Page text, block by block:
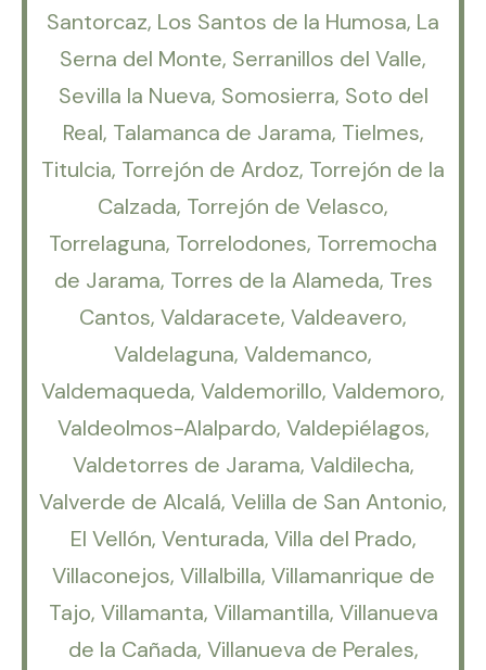
Santorcaz, Los Santos de la Humosa, La
Serna del Monte, Serranillos del Valle,
Sevilla la Nueva, Somosierra, Soto del
Real, Talamanca de Jarama, Tielmes,
Titulcia, Torrejón de Ardoz, Torrejón de la
Calzada, Torrejón de Velasco,
Torrelaguna, Torrelodones, Torremocha
de Jarama, Torres de la Alameda, Tres
Cantos, Valdaracete, Valdeavero,
Valdelaguna, Valdemanco,
Valdemaqueda, Valdemorillo, Valdemoro,
Valdeolmos-Alalpardo, Valdepiélagos,
Valdetorres de Jarama, Valdilecha,
Valverde de Alcalá, Velilla de San Antonio,
El Vellón, Venturada, Villa del Prado,
Villaconejos, Villalbilla, Villamanrique de
Tajo, Villamanta, Villamantilla, Villanueva
de la Cañada, Villanueva de Perales,